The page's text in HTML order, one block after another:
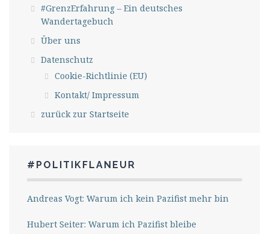
#GrenzErfahrung – Ein deutsches
Wandertagebuch
Über uns
Datenschutz
Cookie-Richtlinie (EU)
Kontakt/ Impressum
zurück zur Startseite
#POLITIKFLANEUR
Andreas Vogt: Warum ich kein Pazifist mehr bin
Hubert Seiter: Warum ich Pazifist bleibe